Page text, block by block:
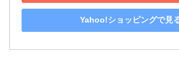
Yahoo!ショッピングで見